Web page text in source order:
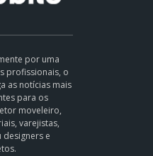
por uma
profissionais, o
as notícias mais
para os
moveleiro,
varejistas,
designers e